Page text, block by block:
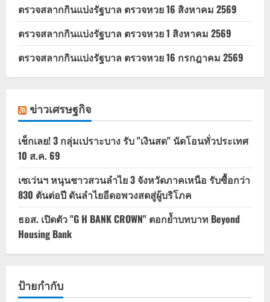
ตรวจสลากกินแบ่งรัฐบาล ตรวจหวย 16 สิงหาคม 2569
ตรวจสลากกินแบ่งรัฐบาล ตรวจหวย 1 สิงหาคม 2569
ตรวจสลากกินแบ่งรัฐบาล ตรวจหวย 16 กรกฎาคม 2569
ข่าวเศรษฐกิจ
เช็กเลย! 3 กลุ่มเปราะบาง รับ "เงินสด" นัดโอนทั่วประเทศ
10 ส.ค. 69
เซเว่นฯ หนุนชาวสวนลำไย 3 จังหวัดภาคเหนือ รับซื้อกว่า
830 ตันต่อปี ดันลำไยอีดอพวงสดสู่ผู้บริโภค
ธอส. เปิดตัว "G H BANK CROWN" ตอกย้ำบทบาท Beyond
Housing Bank
ป้ายกำกับ